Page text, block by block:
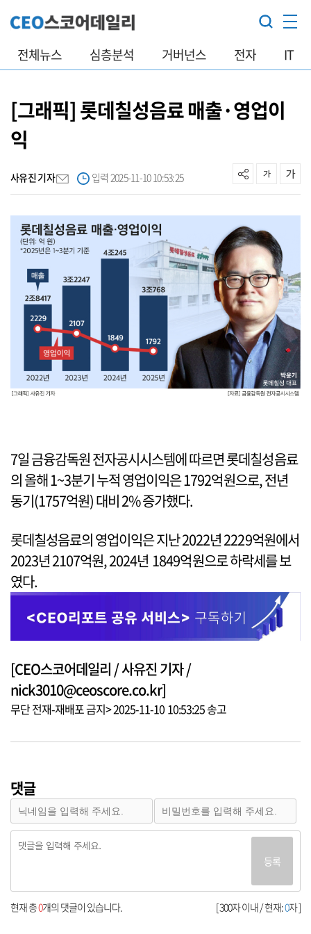
전체뉴스 심층분석 거버넌스 전자 IT
[그래픽] 롯데칠성음료 매출·영업이
익
사유진 기자 입력 2025-11-10 10:53:25
7일 금융감독원 전자공시시스템에 따르면 롯데칠성음료
의 올해 1~3분기 누적 영업이익은 1792억원으로, 전년
동기(1757억원) 대비 2% 증가했다.
롯데칠성음료의 영업이익은 지난 2022년 2229억원에서
2023년 2107억원, 2024년 1849억원으로 하락세를 보
였다.
[CEO스코어데일리 / 사유진 기자 /
nick3010@ceoscore.co.kr]
무단 전재-재배포 금지> 2025-11-10 10:53:25 송고
댓글
등록
[ 300자 이내 / 현재:0자 ]
현재 총0개의 댓글이 있습니다.